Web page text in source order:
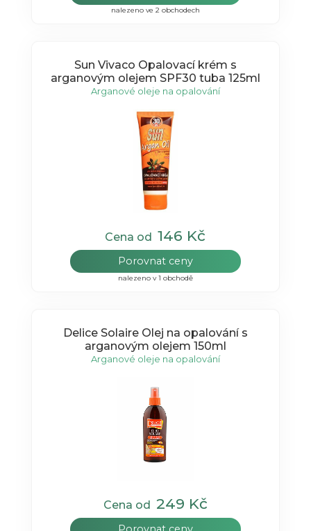
nalezeno ve 2 obchodech
Sun Vivaco Opalovací krém s
arganovým olejem SPF30 tuba 125ml
Arganové oleje na opalování
Cena od146 Kč
Porovnat ceny
nalezeno v 1 obchodě
Delice Solaire Olej na opalování s
arganovým olejem 150ml
Arganové oleje na opalování
Cena od 249 Kč